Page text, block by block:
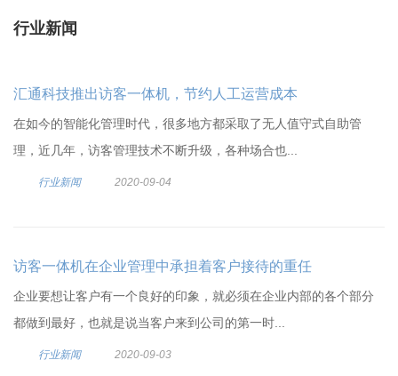
行业新闻
汇通科技推出访客一体机，节约人工运营成本
在如今的智能化管理时代，很多地方都采取了无人值守式自助管
理，近几年，访客管理技术不断升级，各种场合也...
行业新闻 2020-09-04
访客一体机在企业管理中承担着客户接待的重任
企业要想让客户有一个良好的印象，就必须在企业内部的各个部分
都做到最好，也就是说当客户来到公司的第一时...
行业新闻 2020-09-03